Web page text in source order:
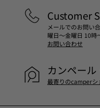
Customer
メールでのお問い
曜日～金曜日 10
お問い合わせ
カンペー
最寄りのcamperシ